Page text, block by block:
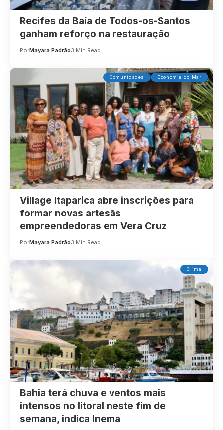
Recifes da Baía de Todos-os-Santos
ganham reforço na restauração
PorMayara Padrão3 Min Read
Comunidades Economia do Mar
Village Itaparica abre inscrições para
formar novas artesãs
empreendedoras em Vera Cruz
PorMayara Padrão3 Min Read
Clima
Bahia terá chuva e ventos mais
intensos no litoral neste fim de
semana, indica Inema